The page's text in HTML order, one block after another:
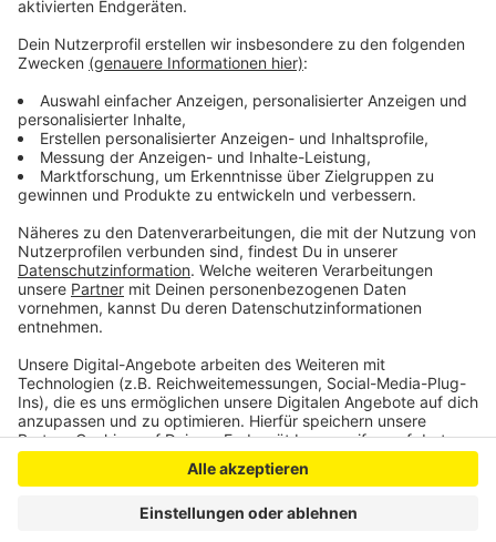
Anzeige
mehrere Papiercontainer in der Innenstadt von
übergegriffen. Die polizeilichen Ermittlungen dazu
laufen weiter auf Hochtouren.
Anzeige